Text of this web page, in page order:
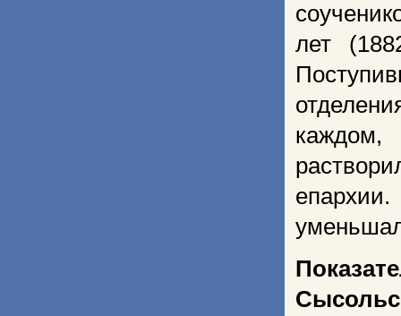
лет
каждом,